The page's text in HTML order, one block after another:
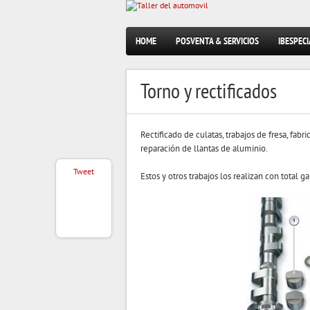
HOME POSVENTA & SERVICIOS
Torno y rectificados
Rectificado de culatas, trabajos de fresa,
reparación de llantas de aluminio.
Estos y otros trabajos los realizan con total
Tweet